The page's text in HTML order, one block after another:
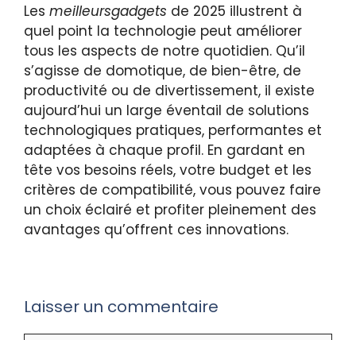
Les meilleursgadgets de 2025 illustrent à
quel point la technologie peut améliorer
tous les aspects de notre quotidien. Qu’il
s’agisse de domotique, de bien-être, de
productivité ou de divertissement, il existe
aujourd’hui un large éventail de solutions
technologiques pratiques, performantes et
adaptées à chaque profil. En gardant en
tête vos besoins réels, votre budget et les
critères de compatibilité, vous pouvez faire
un choix éclairé et profiter pleinement des
avantages qu’offrent ces innovations.
Laisser un commentaire